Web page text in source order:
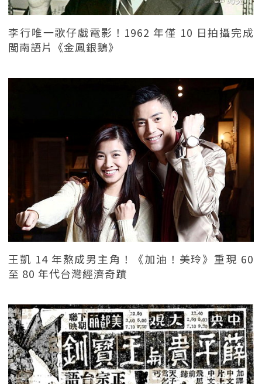
李行唯一歌仔戲電影！1962 年僅 10 日拍攝完成
閩南語片《金鳳銀鵝》
王凱 14 年熬成男主角！《加油！美玲》重現 60
至 80 年代台灣經濟奇蹟